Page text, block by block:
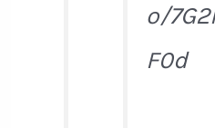
o/
F0d